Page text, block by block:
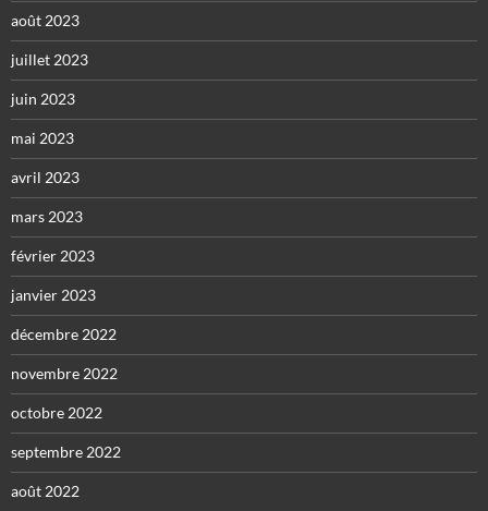
août 2023
juillet 2023
juin 2023
mai 2023
avril 2023
mars 2023
février 2023
janvier 2023
décembre 2022
novembre 2022
octobre 2022
septembre 2022
août 2022